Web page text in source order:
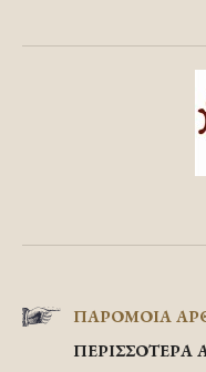
ΠΑΡΟΜΟΙΑ